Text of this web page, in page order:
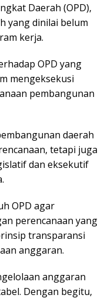
Daerah (OPD),
yang dinilai belum
kerja.
OPD yang
mengeksekusi
pembangunan
daerah
tetapi juga
dan eksekutif
OPD agar
perencanaan yang
transparansi
anggaran.
anggaran
Dengan begitu,